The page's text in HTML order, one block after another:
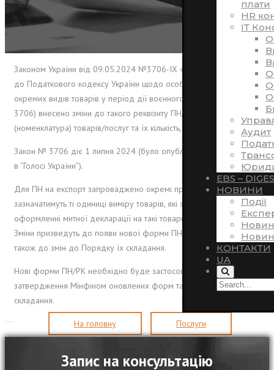
плати
HR
ІТ
Аудит
EBS –
НОВИНИ
Події
КОНТАКТИ
UA
Законом України від 09.05.2024 №3706-ІХ «Про внесення змін
до Податкового кодексу України щодо особливостей експорту
окремих видів товарів у період дії воєнного стану» (Закон №
3706) внесено зміни до такого реквізиту ПН/РК, як опис
(номенклатура) товарів/послуг та їх кількість, обсяг.
Закон № 3706 діє 1 липня 2024 (було опубліковано 20 червня
в “Голосі України”).
Для ПН на експорт запроваджено окремі правила – у таких ПН
зазначатимуть ті одиниці виміру товарів, які застосовуються при
оформленні митної декларації на такі товари.
Зміни призведуть до появи нової форми ПН та РК до них, а
також до змін до Порядку їх складання.
Нові форми ПН/РК необхідно буде застосовувати після
затвердження Мінфіном оновлених форм та змін до Порядку їх
складання.
На головну Послуги
Запис на консультацію